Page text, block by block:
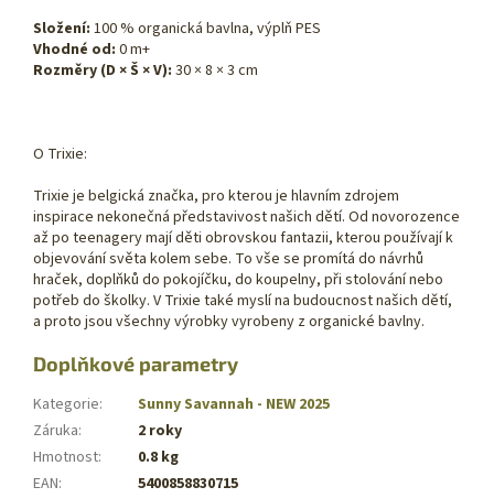
Složení: 100 % organická bavlna, výplň PES
Vhodné od: 0 m+
Rozměry (D × Š × V): 30 × 8 × 3 cm
O Trixie:
Trixie je belgická značka, pro kterou je hlavním zdrojem
inspirace nekonečná představivost našich dětí. Od novorozence
až po teenagery mají děti obrovskou fantazii, kterou používají k
objevování světa kolem sebe. To vše se promítá do návrhů
hraček, doplňků do pokojíčku, do koupelny, při stolování nebo
potřeb do školky. V Trixie také myslí na budoucnost našich dětí,
a proto jsou všechny výrobky vyrobeny z organické bavlny.
Doplňkové parametry
Kategorie:
Sunny Savannah - NEW 2025
Záruka:
2 roky
Hmotnost:
0.8 kg
EAN:
5400858830715